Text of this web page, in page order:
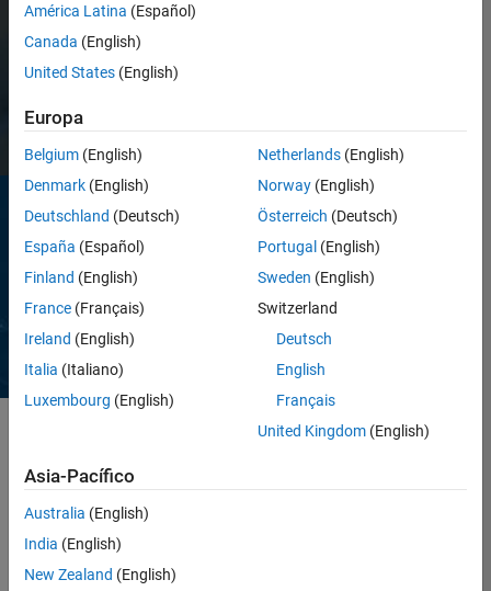
Solicite presupuesto
Comuníquese con ventas
ARTÍCULO TÉCNICO
Desarrollo de software
embebido conforme con IEC
62304 para dispositivos
médicos
Lea el artículo técnico
Con MATLAB y Simulink
ingeniería, investigación y ciencias pueden diseñar,
simular y probar dispositivos de diagnóstico in vitro
(IVD), al tiempo que cumplen con normativas y
estándares de la industria. Puede validar los
productos de MATLAB y Simulink para las
América Latina (Español)
Canada (English)
United States (English)
Europa
Belgium (English)
Denmark (English)
Deutschland (Deutsch)
España (Español)
Finland (English)
France (Français)
Ireland (English)
Italia (Italiano)
Luxembourg (English)
Netherlands(English)
Norway(English)
Österreich (Deutsch)
Portugal (English)
Sweden (English)
Switzerland
Deutsch
English
Français
United Kingdom(English)
Asia-Pacífico
Australia (English)
India (English)
New Zealand (English)